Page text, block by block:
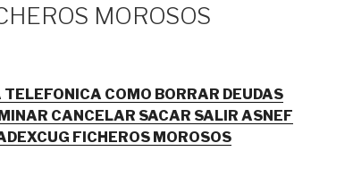
MOROSOS
COMO BORRAR DEUDAS
CANCELAR SACAR SALIR ASNEF
FICHEROS MOROSOS